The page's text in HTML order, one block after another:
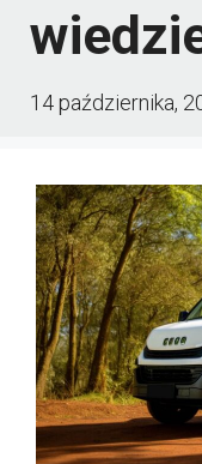
14 października,